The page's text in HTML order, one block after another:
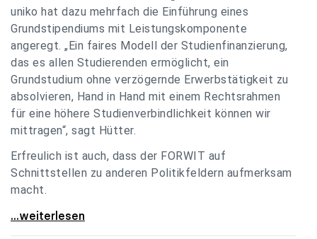
uniko hat dazu mehrfach die Einführung eines
Grundstipendiums mit Leistungskomponente
angeregt. „Ein faires Modell der Studienfinanzierung,
das es allen Studierenden ermöglicht, ein
Grundstudium ohne verzögernde Erwerbstätigkeit zu
absolvieren, Hand in Hand mit einem Rechtsrahmen
für eine höhere Studienverbindlichkeit können wir
mittragen“, sagt Hütter.
Erfreulich ist auch, dass der FORWIT auf
Schnittstellen zu anderen Politikfeldern aufmerksam
macht.
uniko zu FORWIT-Analyse: Wichtige Themen
...weiterlesen